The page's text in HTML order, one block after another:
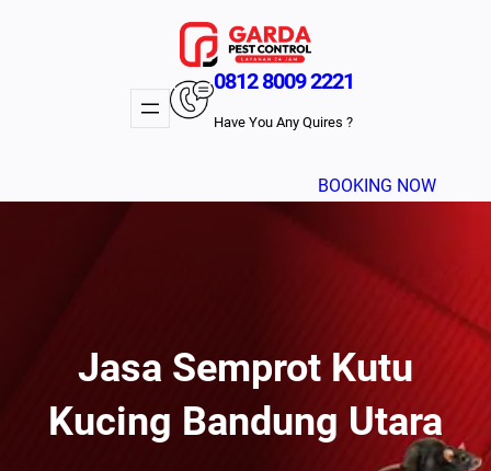
0812 8009 2221
Have You Any Quires ?
BOOKING NOW
Jasa Semprot Kutu
Kucing Bandung Utara